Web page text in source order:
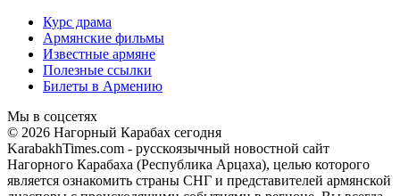
Курс драма
Армянские фильмы
Известные армяне
Полезные ссылки
Билеты в Армению
Мы в соцсетях
© 2026 Нагорный Карабах сегодня
KarabakhTimes.com - русскоязычный новостной сайт
Нагорного Карабаха (Республика Арцаха), целью которого
является ознакомить страны СНГ и представителей армянской